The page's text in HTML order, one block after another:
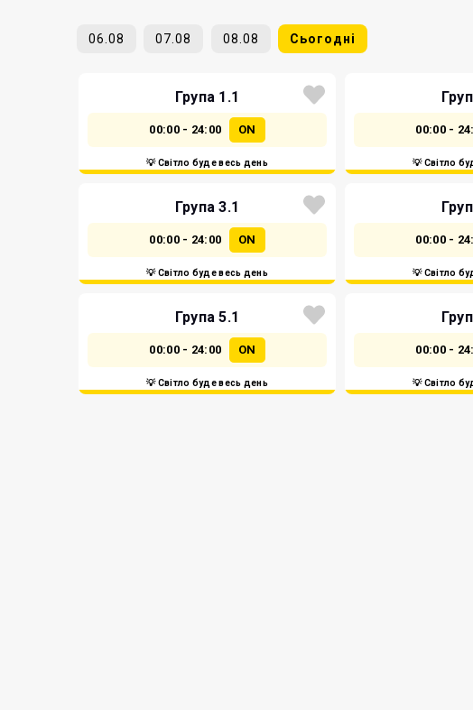
06.08 07.08 08.08 Сьогодні
Група 1.1
00:00 - 24:00 ON
💡 Світло буде весь день
00:00 -
💡 Світло
Група 3.1
00:00 - 24:00 ON
💡 Світло буде весь день
00:00 -
💡 Світло
Група 5.1
00:00 - 24:00 ON
💡 Світло буде весь день
00:00 -
💡 Світло